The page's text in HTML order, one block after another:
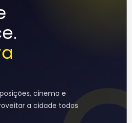
cinema e
a cidade todos